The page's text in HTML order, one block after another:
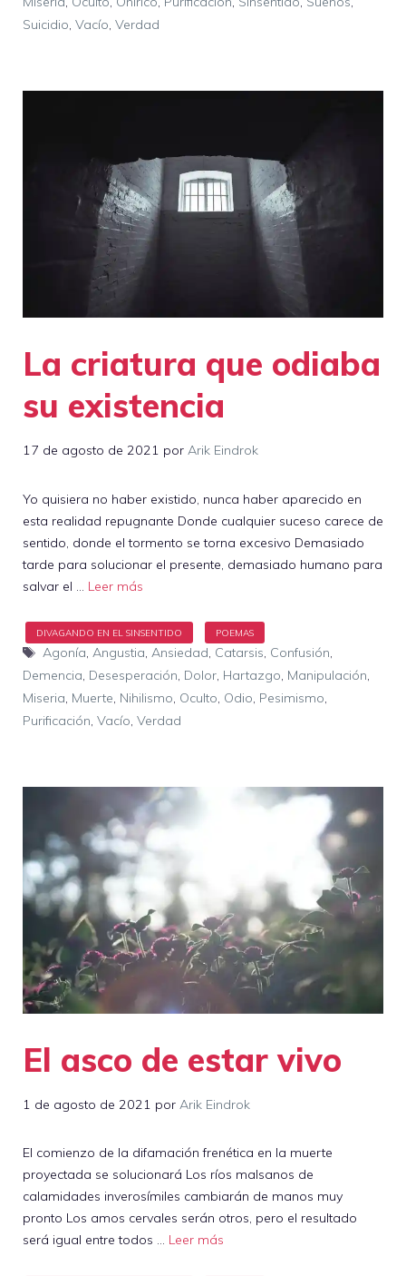
Suicidio, Vacío, Verdad
La criatura que odiaba
su existencia
17 de agosto de 2021 por Arik Eindrok
Yo quisiera no haber existido, nunca haber aparecido en
esta realidad repugnante Donde cualquier suceso carece de
sentido, donde el tormento se torna excesivo Demasiado
tarde para solucionar el presente, demasiado humano para
salvar el … Leer más
Etiquetas
Agonía, Angustia, Ansiedad, Catarsis, Confusión,
Demencia, Desesperación, Dolor, Hartazgo, Manipulación,
Miseria, Muerte, Nihilismo, Oculto, Odio, Pesimismo,
Purificación, Vacío, Verdad
El asco de estar vivo
1 de agosto de 2021 por Arik Eindrok
El comienzo de la difamación frenética en la muerte
proyectada se solucionará Los ríos malsanos de
calamidades inverosímiles cambiarán de manos muy
pronto Los amos cervales serán otros, pero el resultado
será igual entre todos … Leer más